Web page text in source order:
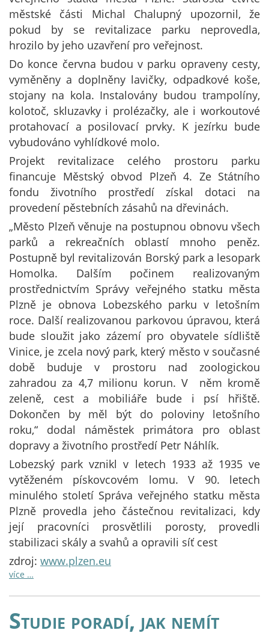
městské části Michal Chalupný upozornil, že
pokud by se revitalizace parku neprovedla,
hrozilo by jeho uzavření pro veřejnost.
Do konce června budou v parku opraveny cesty,
vyměněny a doplněny lavičky, odpadkové koše,
stojany na kola. Instalovány budou trampolíny,
kolotoč, skluzavky i prolézačky, ale i workoutové
protahovací a posilovací prvky. K jezírku bude
vybudováno vyhlídkové molo.
Projekt revitalizace celého prostoru parku
financuje Městský obvod Plzeň 4. Ze Státního
fondu životního prostředí získal dotaci na
provedení pěstebních zásahů na dřevinách.
„Město Plzeň věnuje na postupnou obnovu všech
parků a rekreačních oblastí mnoho peněz.
Postupně byl revitalizován Borský park a lesopark
Homolka. Dalším počinem realizovaným
prostřednictvím Správy veřejného statku města
Plzně je obnova Lobezského parku v letošním
roce. Další realizovanou parkovou úpravou, která
bude sloužit jako zázemí pro obyvatele sídliště
Vinice, je zcela nový park, který město v současné
době buduje v prostoru nad zoologickou
zahradou za 4,7 milionu korun. V něm kromě
zeleně, cest a mobiliáře bude i psí hřiště.
Dokončen by měl být do poloviny letošního
roku,“ dodal náměstek primátora pro oblast
dopravy a životního prostředí Petr Náhlík.
Lobezský park vznikl v letech 1933 až 1935 ve
vytěženém pískovcovém lomu. V 90. letech
minulého století Správa veřejného statku města
Plzně provedla jeho částečnou revitalizaci, kdy
její pracovníci prosvětlili porosty, provedli
stabilizaci skály a svahů a opravili síť cest
zdroj: www.plzen.eu
více …
Studie poradí, jak nemít